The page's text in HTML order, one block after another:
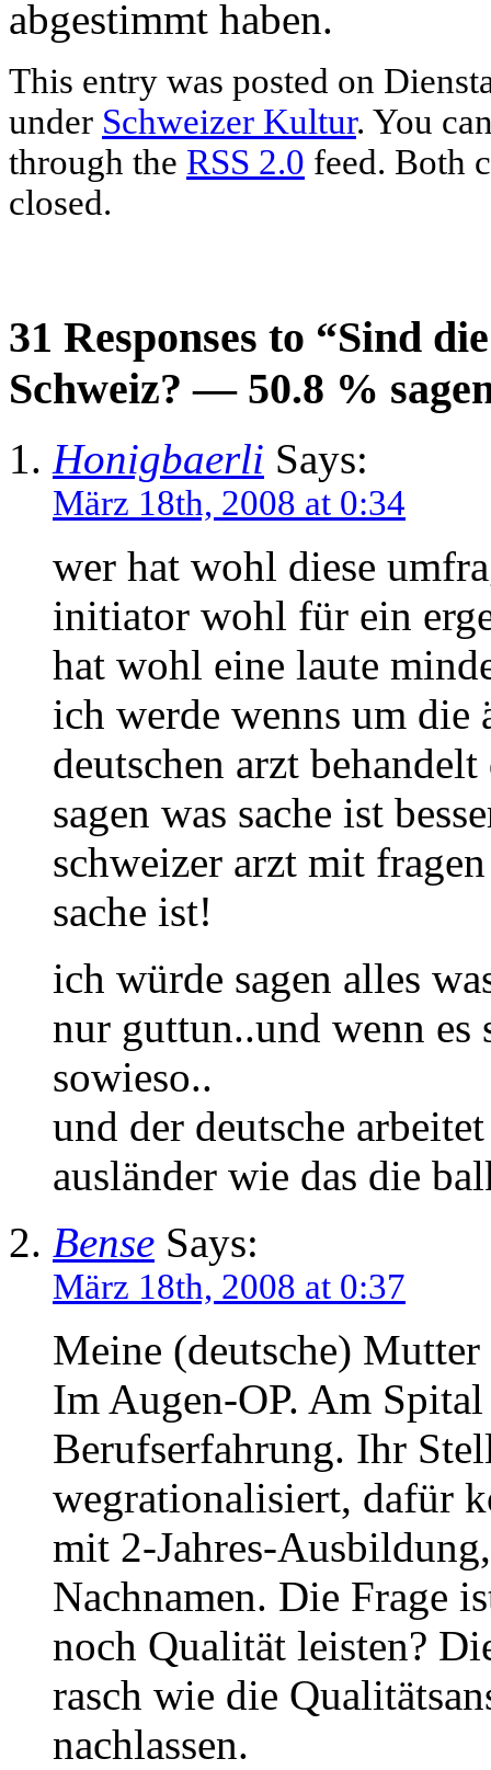
abgestimmt haben.
This entry was posted on
under Schweizer Kultur. You
through the RSS 2.0 feed. Both
closed.
31 Responses to “Sind
Schweiz? — 50.8 %
Honigbaerli Says:
März 18th, 2008 at 0:34
wer hat wohl diese
initiator wohl für ein
hat wohl eine laute
ich werde wenns um die
deutschen arzt
sagen was sache ist
schweizer arzt mit
sache ist!
ich würde sagen alles
nur guttun..und wenn es
sowieso..
und der deutsche
ausländer wie das die
Bense Says:
März 18th, 2008 at 0:37
Meine (deutsche)
Im Augen-OP. Am
Berufserfahrung. Ihr
wegrationalisiert, dafür
mit 2-Jahres-
Nachnamen. Die Frage
noch Qualität leisten?
rasch wie die
nachlassen.